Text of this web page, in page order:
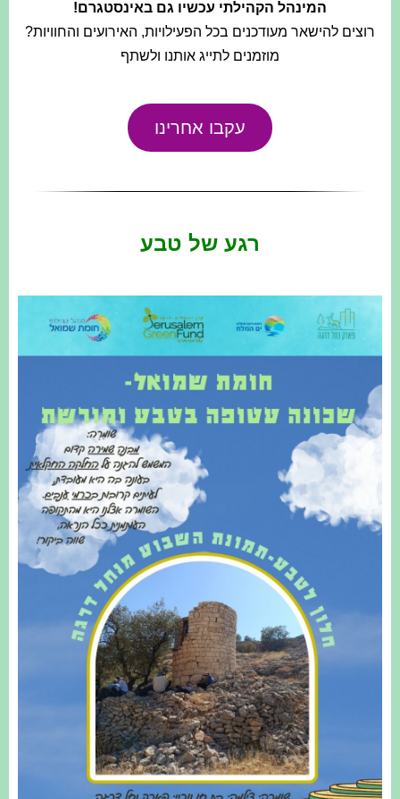
המינהל הקהילתי עכשיו גם באינסטגרם!
רוצים להישאר מעודכנים בכל הפעילויות, האירועים והחוויות?
מוזמנים לתייג אותנו ולשתף
עקבו אחרינו
רגע של טבע